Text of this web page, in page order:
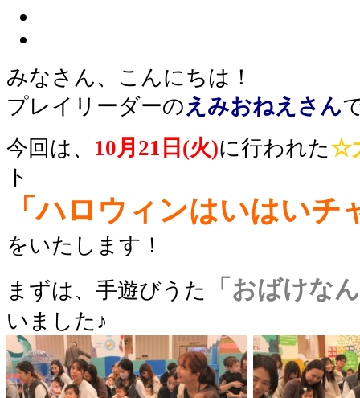
みなさん、こんにちは！
プレイリーダーの えみおねえさん
今回は、 10月21日(火)に行われた☆
ト
「ハロウィンはいはいチ
をいたします！
まずは、手遊びうた
「おばけな
いました ♪